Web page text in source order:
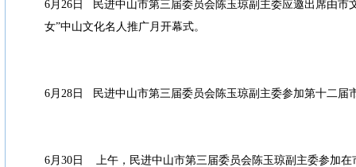
6月26日 民进中山市第三届委员会陈玉琼副主委应邀出席由市
女”中山文化名人推广月开幕式。
6月28日 民进中山市第三届委员会陈玉琼副主委参加第十二届
6月30日 上午，民进中山市第三届委员会陈玉琼副主委参加在